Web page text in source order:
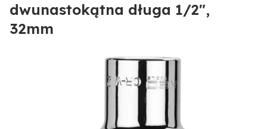
dwunastokątna długa 1/2",
32mm